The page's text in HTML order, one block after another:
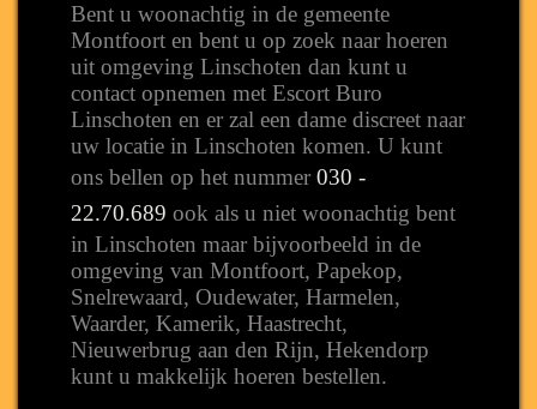
Bent u woonachtig in de gemeente
Montfoort en bent u op zoek naar hoeren
uit omgeving Linschoten dan kunt u
contact opnemen met Escort Buro
Linschoten en er zal een dame discreet naar
uw locatie in Linschoten komen. U kunt
ons bellen op het nummer 030 -
22.70.689 ook als u niet woonachtig bent
in Linschoten maar bijvoorbeeld in de
omgeving van Montfoort, Papekop,
Snelrewaard, Oudewater, Harmelen,
Waarder, Kamerik, Haastrecht,
Nieuwerbrug aan den Rijn, Hekendorp
kunt u makkelijk hoeren bestellen.